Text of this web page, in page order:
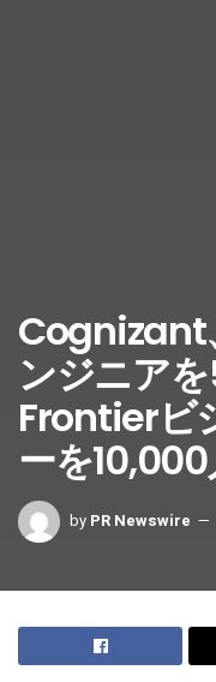
Cognizant
ンジニアを
Frontierビ
ーを
by PR Newswire